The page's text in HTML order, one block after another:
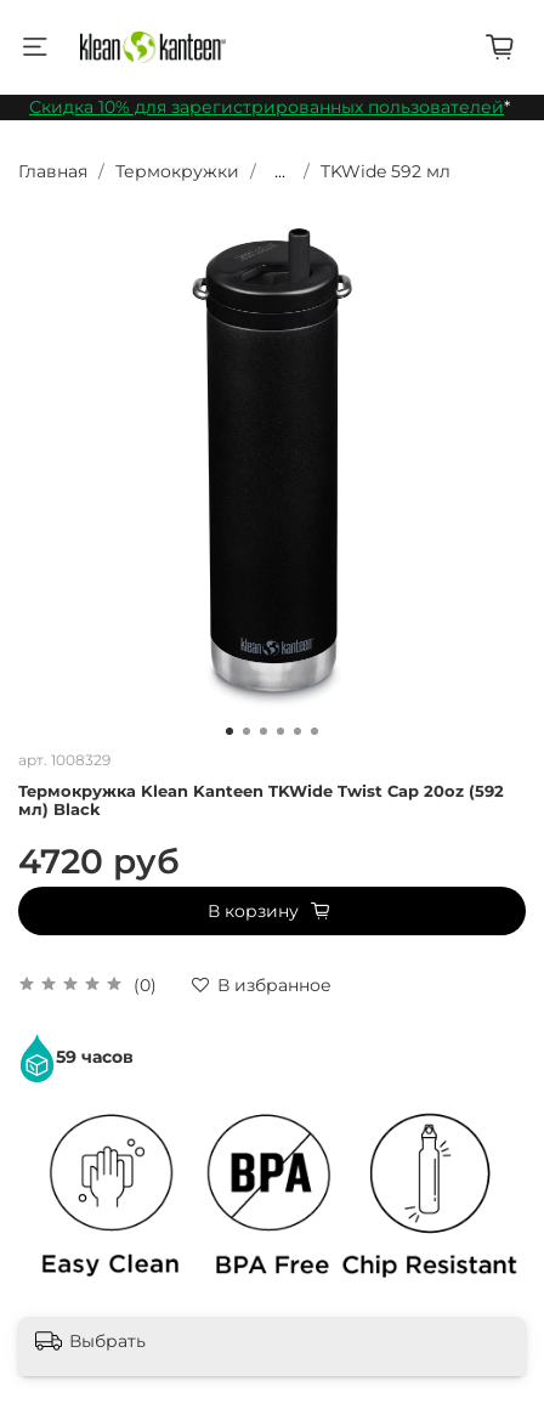
Скидка 10% для зарегистрированных пользователей*
Главная Термокружки ... TKWide 592 мл
арт. 1008329
Термокружка Klean Kanteen TKWide Twist Cap 20oz (592
мл) Black
(0) В избранное
4720 руб
В корзину
59 часов
Выбрать